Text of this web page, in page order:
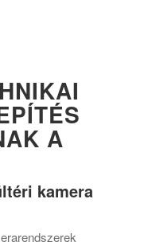
A
kamera